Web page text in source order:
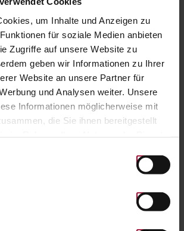
um Inhalte und Anzeigen zu
für soziale Medien anbieten
Zugriffe auf unsere Website zu
geben wir Informationen zu Ihrer
Website an unsere Partner für
und Analysen weiter. Unsere
Informationen möglicherweise mit
die Sie ihnen bereitgestellt
INTO CART
HOME